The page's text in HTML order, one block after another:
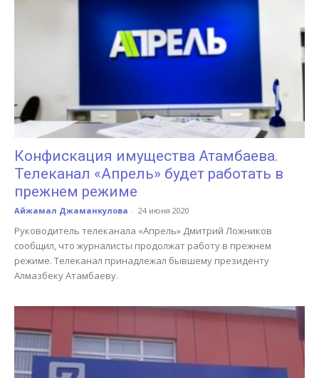
Конфискация имущества Атамбаева.
Телеканал «Апрель» будет работать в
прежнем режиме
Айжамал Джаманкулова - 24 июня 2020
Руководитель телеканала «Апрель» Дмитрий Ложников
сообщил, что журналисты продолжат работу в прежнем
режиме. Телеканал принадлежал бывшему президенту
Алмазбеку Атамбаеву.